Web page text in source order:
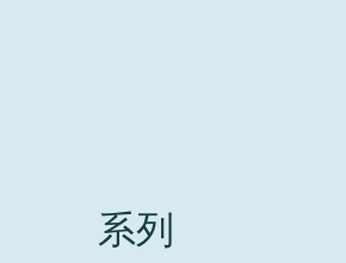
VAT Media Release on
系列